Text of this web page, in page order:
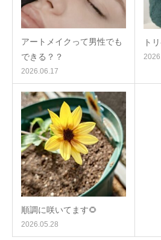
アートメイクって男性でも
できる？？
2026.06.17
ト
順調に咲いてます🌻
2026.05.28